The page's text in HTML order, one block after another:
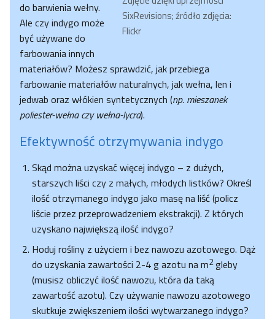
SixRevisions; źródło zdjęcia:
Flickr
do barwienia wełny.
Ale czy indygo może
być używane do
farbowania innych
materiałów? Możesz sprawdzić, jak przebiega
farbowanie materiałów naturalnych, jak wełna, len i
jedwab oraz włókien syntetycznych (np. mieszanek
poliester-wełna czy wełna-lycra).
Efektywność otrzymywania indygo
Skąd można uzyskać więcej indygo – z dużych,
starszych liści czy z małych, młodych listków? Określ
ilość otrzymanego indygo jako masę na liść (policz
liście przez przeprowadzeniem ekstrakcji). Z których
uzyskano największą ilość indygo?
Hoduj rośliny z użyciem i bez nawozu azotowego. Dąż
do uzyskania zawartości 2-4 g azotu na m2gleby
(musisz obliczyć ilość nawozu, która da taką
zawartość azotu). Czy używanie nawozu azotowego
skutkuje zwiększeniem ilości wytwarzanego indygo?